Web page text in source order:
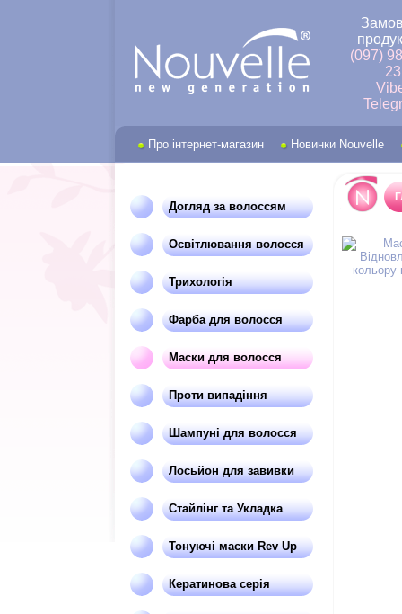
(097)
23
Про інтернет-магазин Новинки Nouvelle
Догляд за волоссям
Освітлювання волосся
Трихологія
Фарба для волосся
Маски для волосся
Проти випадіння
Шампуні для волосся
Лосьйон для завивки
Стайлінг та Укладка
Тонуючі маски Rev Up
Кератинова серія